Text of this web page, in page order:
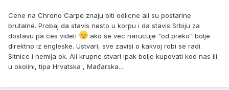
Cene na Chrono Carpe znaju biti odlicne ali su postarine
brutalne. Probaj da stavis nesto u korpu i da stavis Srbiju za
dostavu pa ces videti
ako se vec narucuje "od preko" bolje
direktno iz engleske. Ustvari, sve zavisi o kakvoj robi se radi.
Sitnice i hemija ok. Ali krupne stvari ipak bolje kupovati kod nas ili
u okolini, tipa Hrvatska , Mađarska...